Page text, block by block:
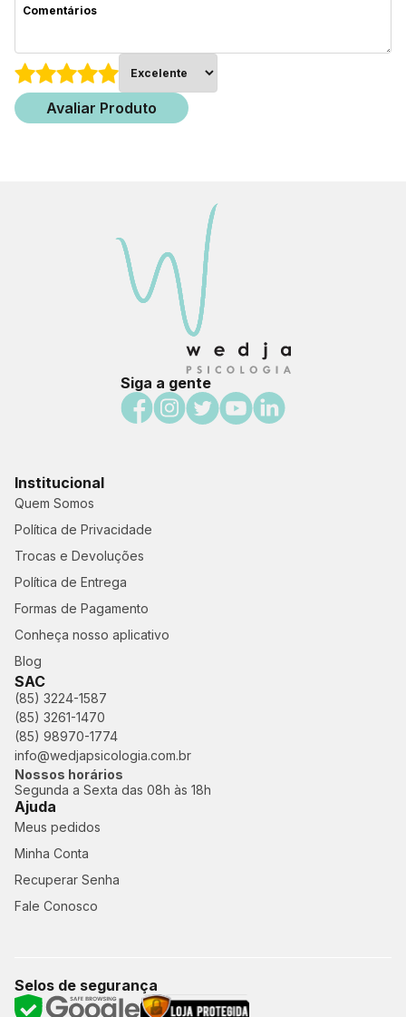
Avaliar Produto
Siga a gente
Institucional
Quem Somos
Política de Privacidade
Trocas e Devoluções
Política de Entrega
Formas de Pagamento
Conheça nosso aplicativo
Blog
SAC
(85) 3224-1587
(85) 3261-1470
(85) 98970-1774
info@wedjapsicologia.com.br
Nossos horários
Segunda a Sexta das 08h às 18h
Ajuda
Meus pedidos
Minha Conta
Recuperar Senha
Fale Conosco
Selos de segurança